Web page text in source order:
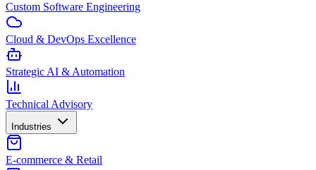
Custom Software Engineering
Cloud & DevOps Excellence
Strategic AI & Automation
Technical Advisory
Industries
E-commerce & Retail